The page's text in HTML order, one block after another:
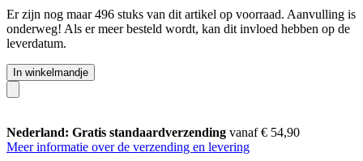
Er zijn nog maar 496 stuks van dit artikel op voorraad. Aanvulling is
onderweg! Als er meer besteld wordt, kan dit invloed hebben op de
leverdatum.
In winkelmandje
Nederland: Gratis standaardverzending vanaf € 54,90
Meer informatie over de verzending en levering